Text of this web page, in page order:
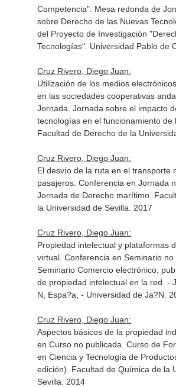
Competencia". Mesa redonda de
sobre Derecho de las Nuevas
del Proyecto de Investigación
Tecnologías". Universidad Pablo de
Cruz Rivero, Diego Juan:
Utilización de los medios
en las sociedades cooperativas
Jornada. Jornada sobre el impacto
tecnologías en el funcionamiento de
Facultad de Derecho de la
Cruz Rivero, Diego Juan:
El desvío de la ruta en el transporte
pasajeros. Conferencia en Jornada
Jornada de Derecho marítimo.
la Universidad de Sevilla. 2017
Cruz Rivero, Diego Juan:
Propiedad intelectual y plataformas
virtual. Conferencia en Seminario no
Seminario Comercio electrónico,
de propiedad intelectual en la red. -
N, Espa?a, - Universidad de Ja?N.
Cruz Rivero, Diego Juan:
Aspectos básicos de la propiedad
en Curso no publicada. Curso de
en Ciencia y Tecnología de
edición). Facultad de Química de la
Sevilla. 2014